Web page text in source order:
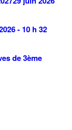
- 10 h 32
de 3ème